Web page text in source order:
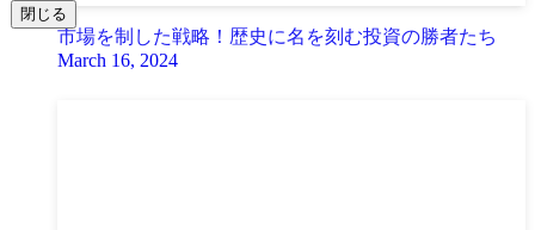
市場を制した戦略！歴史に名を刻む投資の勝者たち
March 16, 2024
閉じる